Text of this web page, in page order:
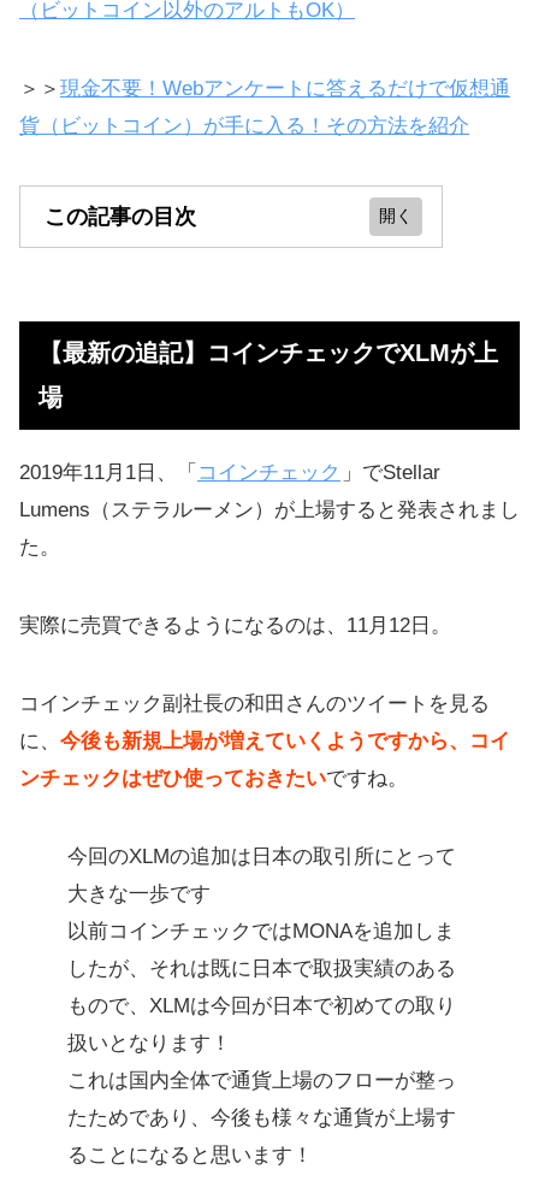
（ビットコイン以外のアルトもOK）
＞＞ 現金不要！Webアンケートに答えるだけで仮想通
貨（ビットコイン）が手に入る！その方法を紹介
この記事の目次
XLMが上場
【追記】モナコイン上場で爆上げ！
2020年まではリップルで稼ぐことに
します
ユーザーの80%以上が儲かってるFX
が超カンタン
ガチ推しのIXTはもう1つ上場できる
か？
IXTを推してる理由
【初心者向け】FXの自動売買で1ヶ
月で6万円儲かりました
ALIS「日本の国内取引所に上場す
【最新の追記】コインチェックでXLMが上
場
2019年11月1日、「 コインチェック 」でStellar
Lumens（ステラルーメン）が上場すると発表されまし
た。
実際に売買できるようになるのは、11月12日。
コインチェック副社長の和田さんのツイートを見る
に、 今後も新規上場が増えていくようですから、コイ
ンチェックはぜひ使っておきたいですね。
今回のXLMの追加は日本の取引所にとって
大きな一歩です
以前コインチェックではMONAを追加しま
したが、それは既に日本で取扱実績のある
もので、XLMは今回が日本で初めての取り
扱いとなります！
これは国内全体で通貨上場のフローが整っ
たためであり、今後も様々な通貨が上場す
ることになると思います！